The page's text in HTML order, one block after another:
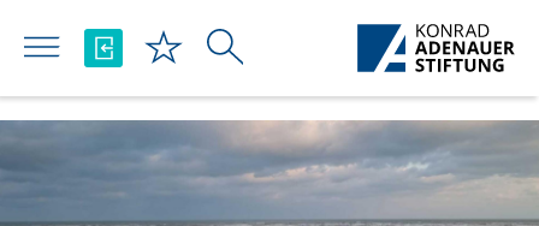
تخطي إلى المحتوى الرئيسي